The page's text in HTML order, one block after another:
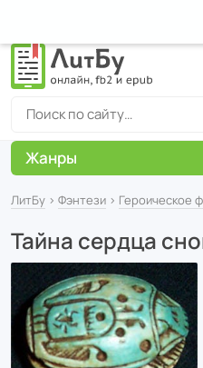
ЛитБу › Фэнтези › Героическое
Тайна сердца
Жанры